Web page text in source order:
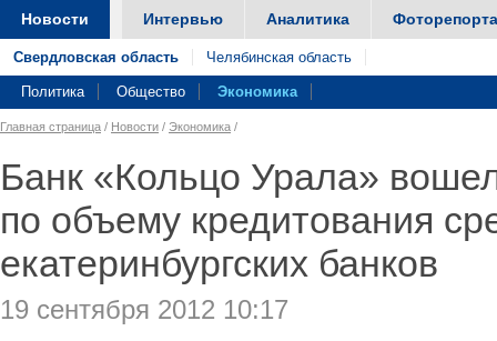
Новости Интервью Аналитика
Свердловская область Челябинская область
Политика Общество Экономика
Главная страница / Новости / Экономика /
Банк «Кольцо Урала»
по объему кредитования
екатеринбургских банков
19 сентября 2012 10:17